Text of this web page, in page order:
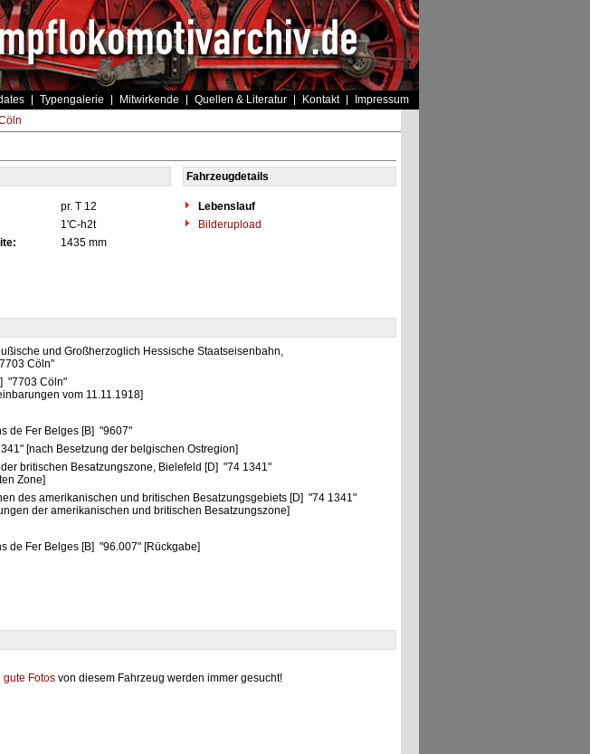
Typengalerie Mitwirkende Quellen & Literatur Kontakt Impressum
Fahrzeugdetails
pr. T 12
Lebenslauf
1'C-h2t
Bilderupload
1435 mm
und Großherzoglich Hessische Staatseisenbahn,
Cöln"
"7703 Cöln"
vom 11.11.1918]
de Fer Belges [B] "9607"
[nach Besetzung der belgischen Ostregion]
britischen Besatzungszone, Bielefeld [D] "74 1341"
Zone]
des amerikanischen und britischen Besatzungsgebiets [D] "74 1341"
der amerikanischen und britischen Besatzungszone]
de Fer Belges [B] "96.007" [Rückgabe]
gute Fotos von diesem Fahrzeug werden immer gesucht!